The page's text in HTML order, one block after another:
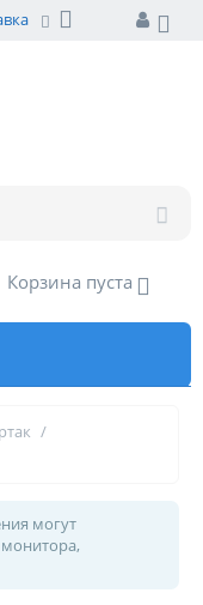
Корзина пуста
/
могут
монитора,